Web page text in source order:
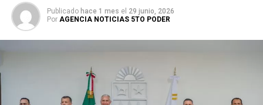
Publicado hace 1 mes el 29 junio, 2026
Por AGENCIA NOTICIAS 5TO PODER